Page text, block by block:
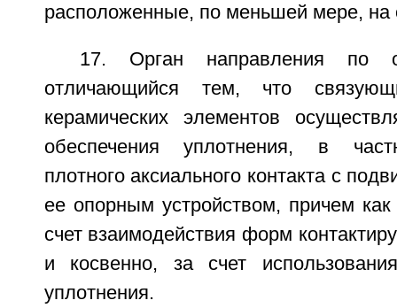
расположенные, по меньшей мере, на
17. Орган направления по
отличающийся тем, что
керамических элементов
обеспечения уплотнения, в
плотного аксиального контакта с
ее опорным устройством, причем как
счет взаимодействия форм
и косвенно, за счет
уплотнения.